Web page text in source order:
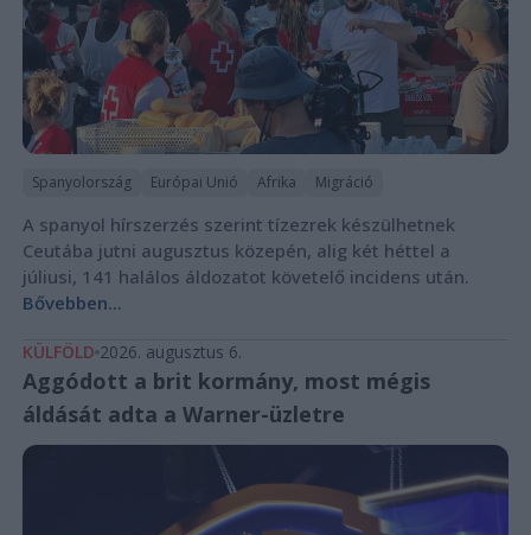
Spanyolország Európai Unió Afrika Migráció
A spanyol hírszerzés szerint tízezrek készülhetnek
Ceutába jutni augusztus közepén, alig két héttel a
júliusi, 141 halálos áldozatot követelő incidens után.
Bővebben...
KÜLFÖLD 2026. augusztus 6.
Aggódott a brit kormány, most mégis
áldását adta a Warner-üzletre